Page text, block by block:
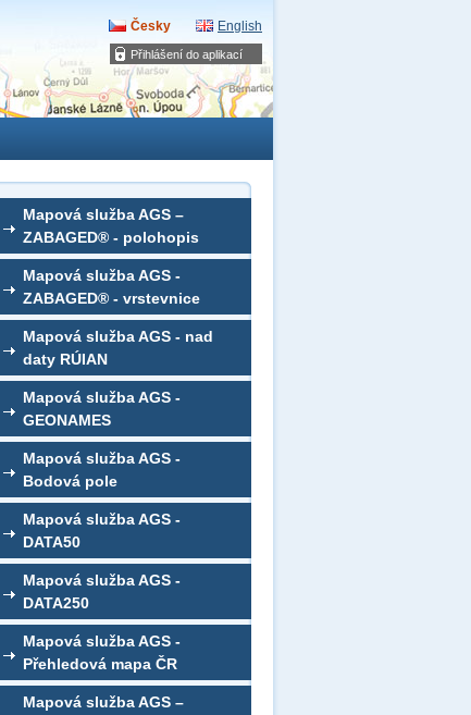
Přihlášení do aplikací
Česky English
Mapová služba AGS –
ZABAGED® - polohopis
Mapová služba AGS -
ZABAGED® - vrstevnice
Mapová služba AGS - nad
daty RÚIAN
Mapová služba AGS -
GEONAMES
Mapová služba AGS -
Bodová pole
Mapová služba AGS -
DATA50
Mapová služba AGS -
DATA250
Mapová služba AGS -
Přehledová mapa ČR
Mapová služba AGS –